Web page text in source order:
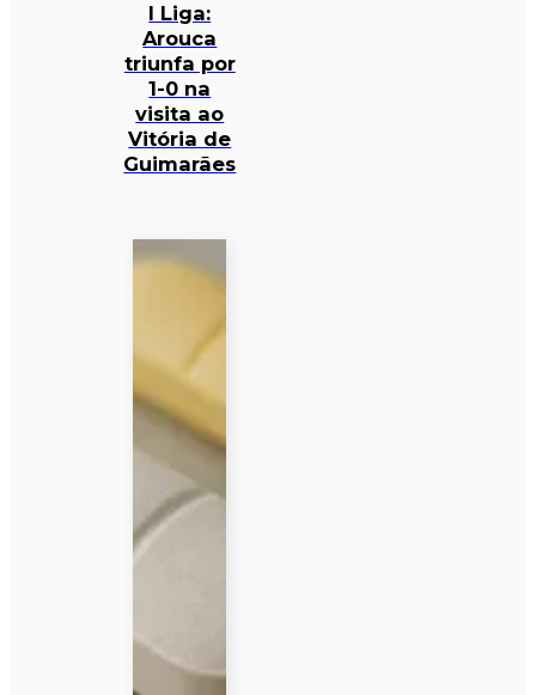
I Liga:
Arouca
triunfa por
1-0 na
visita ao
Vitória de
Guimarães